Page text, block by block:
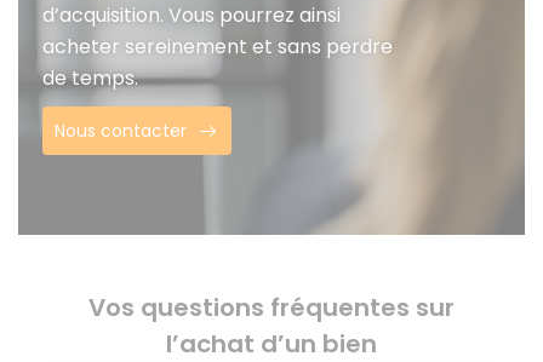
d’acquisition. Vous pourrez ainsi
acheter sereinement et sans perdre
de temps.
Nous contacter
Vos questions fréquentes sur
l’achat d’un bien